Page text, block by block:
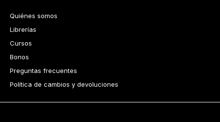
Quiénes somos
Librerías
Cursos
Bonos
Preguntas frecuentes
Política de cambios y devoluciones